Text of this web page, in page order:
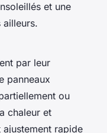
et une
par leur
panneaux
ou
chaleur et
ajustement rapide